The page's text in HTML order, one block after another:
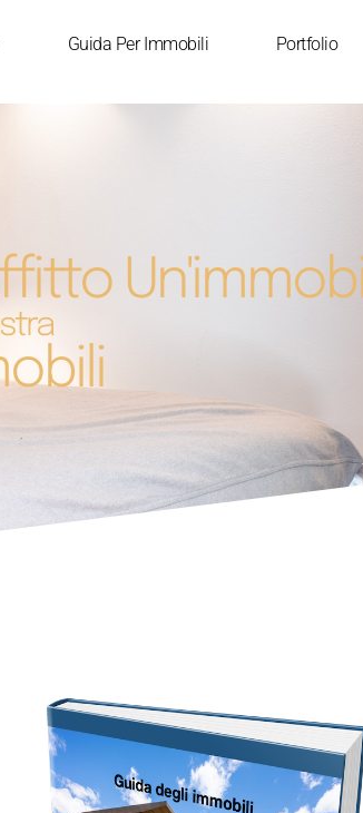
Guida Per Immobili Portfolio